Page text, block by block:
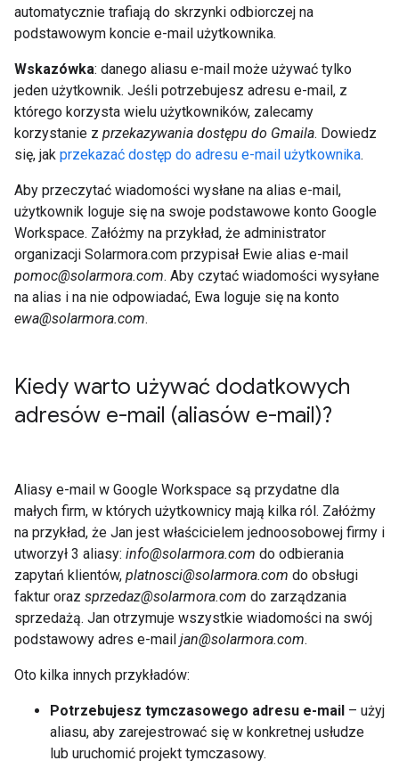
automatycznie trafiają do skrzynki odbiorczej na
podstawowym koncie e-mail użytkownika.
Wskazówka: danego aliasu e-mail może używać tylko
jeden użytkownik. Jeśli potrzebujesz adresu e-mail, z
którego korzysta wielu użytkowników, zalecamy
korzystanie z przekazywania dostępu do Gmaila. Dowiedz
się, jak przekazać dostęp do adresu e-mail użytkownika.
Aby przeczytać wiadomości wysłane na alias e-mail,
użytkownik loguje się na swoje podstawowe konto Google
Workspace. Załóżmy na przykład, że administrator
organizacji Solarmora.com przypisał Ewie alias e-mail
pomoc@solarmora.com. Aby czytać wiadomości wysyłane
na alias i na nie odpowiadać, Ewa loguje się na konto
ewa@solarmora.com.
Kiedy warto używać dodatkowych
adresów e-mail (aliasów e-mail)?
Aliasy e-mail w Google Workspace są przydatne dla
małych firm, w których użytkownicy mają kilka ról. Załóżmy
na przykład, że Jan jest właścicielem jednoosobowej firmy i
utworzył 3 aliasy: info@solarmora.com do odbierania
zapytań klientów, platnosci@solarmora.com do obsługi
faktur oraz sprzedaz@solarmora.com do zarządzania
sprzedażą. Jan otrzymuje wszystkie wiadomości na swój
podstawowy adres e-mail jan@solarmora.com.
Oto kilka innych przykładów:
Potrzebujesz tymczasowego adresu e-mail – użyj
aliasu, aby zarejestrować się w konkretnej usłudze
lub uruchomić projekt tymczasowy.